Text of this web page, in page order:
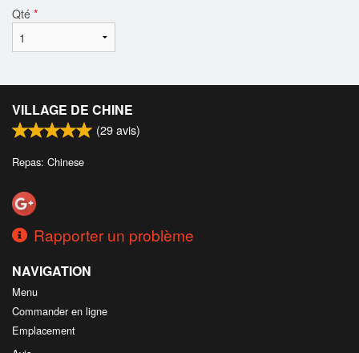
Qté *
VILLAGE DE CHINE
(29avis)
Repas: Chinese
Rapporter un problème
NAVIGATION
Menu
Commander en ligne
Emplacement